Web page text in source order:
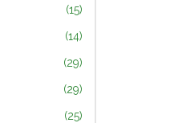
(15)
(14)
(29)
(29)
(25)